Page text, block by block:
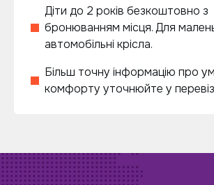
Діти до 2 років безкоштовно з
бронюванням місця. Для
автомобільні крісла.
Більш точну інформацію про
комфорту уточнюйте у